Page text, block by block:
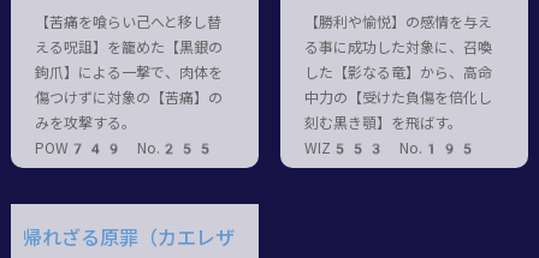
【苦痛を喰らい己へと移し替
える呪詛】を籠めた【黒銀の
鉤爪】による一撃で、肉体を
傷つけずに対象の【苦痛】の
みを攻撃する。
POW749 No.255
【勝利や愉悦】の感情を与え
る事に成功した対象に、召喚
した【影なる竜】から、高命
中力の【受けた負傷を倍化し
刻む黒き顎】を飛ばす。
WIZ553 No.195
帰れざる原罪（カエレザ